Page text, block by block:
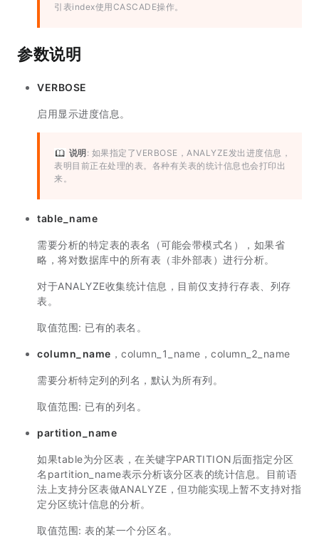
引表index使用CASCADE操作。
参数说明
VERBOSE
启用显示进度信息。
说明: 如果指定了VERBOSE，ANALYZE发出进度信息，
表明目前正在处理的表。各种有关表的统计信息也会打印出
来。
table_name
需要分析的特定表的表名（可能会带模式名），如果省
略，将对数据库中的所有表（非外部表）进行分析。
对于ANALYZE收集统计信息，目前仅支持行存表、列存
表。
取值范围: 已有的表名。
column_name ，column_1_name，column_2_name
需要分析特定列的列名，默认为所有列。
取值范围: 已有的列名。
partition_name
如果table为分区表，在关键字PARTITION后面指定分区
名partition_name表示分析该分区表的统计信息。目前语
法上支持分区表做ANALYZE，但功能实现上暂不支持对指
定分区统计信息的分析。
取值范围: 表的某一个分区名。